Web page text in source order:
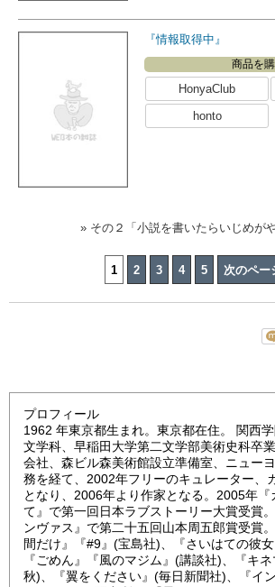
『情報取得中』
商品を
HonyaClub
honto
» その２「小説を書いたらいじめが
1 2 3 4 5 次のペー
プロフィール
1962 年東京都生まれ。東京都在住。 関西
文学科、早稲田大学第二文学部美術史科卒
会社、森ビル森美術館設立準備室、ニュー
務を経て、2002年フリーのキュレーター、
となり、2006年より作家となる。2005年
て』で第一回日本ラブストーリー大賞受賞
ンヴァス』で第二十五回山本周五郎賞受賞
間だけ』『#9』(宝島社)、『さいはての彼女
『ごめん』『風のマジム』(講談社)、『キ
秋)、『翼をください』(毎日新聞社)、『イ